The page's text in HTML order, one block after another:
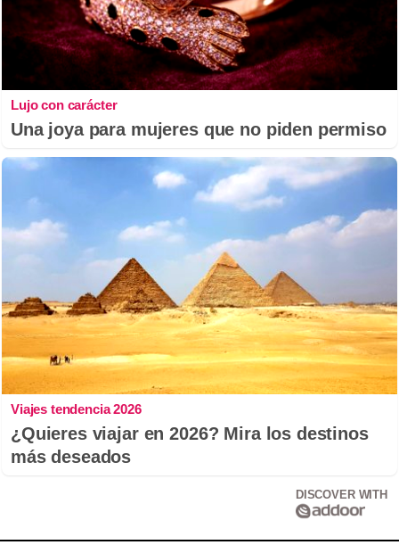
Lujo con carácter
Una joya para mujeres que no piden permiso
Viajes tendencia 2026
¿Quieres viajar en 2026? Mira los destinos
más deseados
DISCOVER WITH